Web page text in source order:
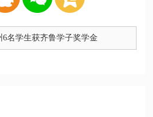
6名学生获齐鲁学子奖学金